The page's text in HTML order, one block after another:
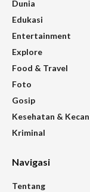
Dunia
Edukasi
Entertainment
Explore
Food & Travel
Foto
Gosip
Kesehatan &
Kriminal
Navigasi
Tentang